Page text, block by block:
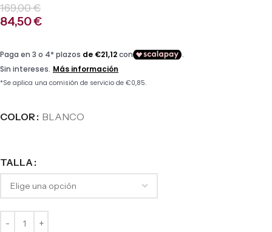
169,00€
84,50€
COLOR BLANCO
TALLA